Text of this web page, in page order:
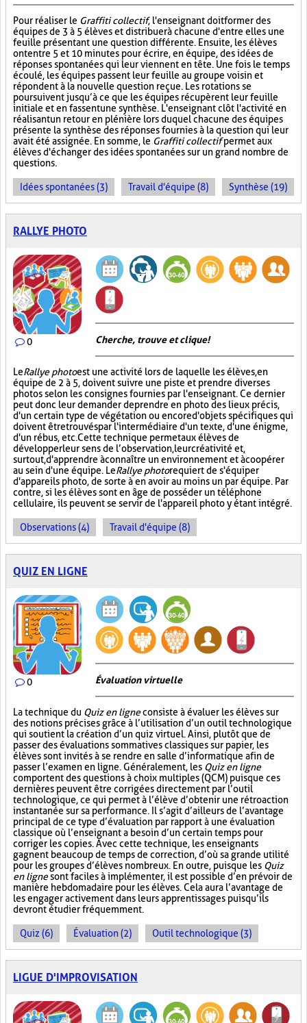
Pour réaliser le Graffiti collectif, l'enseignant doit former des
équipes de 3 à 5 élèves et distribuer à chacune d'entre elles une
feuille présentant une question différente. Ensuite, les élèves
ont entre 5 et 10 minutes pour écrire, en équipe, des idées de
réponses spontanées qui leur viennent en tête. Une fois le temps
écoulé, les équipes passent leur feuille au groupe voisin et
répondent à la nouvelle question reçue. Les rotations se
poursuivent jusqu’à ce que les équipes récupèrent leur feuille
initiale et en fassent une synthèse. L'enseignant clôt l'activité en
réalisant un retour en plénière lors duquel chacune des équipes
présente la synthèse des réponses fournies à la question qui leur
avait été assignée. En somme, le Graffiti collectifpermet aux
élèves d'échanger des idées spontanées sur un grand nombre de
questions.
Idées spontanées (3) Travail d'équipe (8) Synthèse (19)
RALLYE PHOTO
0 Cherche, trouve et clique !
LeRallye photoest une activité lors de laquelle les élèves, en
équipe de 2 à 5, doivent suivre une piste et prendre diverses
photos selon les consignes fournies par l'enseignant. Ce dernier
peut donc leur demander de prendre en photo des lieux précis,
d'un certain type de végétation ou encore d'objets spécifiques qui
doivent être trouvés par l'intermédiaire d'un texte, d'une énigme,
d'un rébus, etc. Cette technique permet aux élèves de
développer leur sens de l’observation, leur créativité et,
surtout, d'apprendre à connaître un environnement et à coopérer
au sein d'une équipe. LeRallye photorequiert de s'équiper
d'appareils photo, de sorte à en avoir au moins un par équipe. Par
contre, si les élèves sont en âge de posséder un téléphone
cellulaire, ils peuvent se servir de l'appareil photo y étant intégré.
Observations (4) Travail d'équipe (8)
QUIZ EN LIGNE
0 Évaluation virtuelle
La technique du Quiz en ligneconsiste à évaluer les élèves sur
des notions précises grâce à l’utilisation d’un outil technologique
qui soutient la création d’un quiz virtuel. Ainsi, plutôt que de
passer des évaluations sommatives classiques sur papier, les
élèves sont invités à se rendre en salle d’informatique afin de
passer l’examen en ligne. Généralement, les Quiz en ligne
comportent des questions à choix multiples (QCM) puisque ces
dernières peuvent être corrigées directement par l’outil
technologique, ce qui permet à l’élève d’obtenir une rétroaction
instantanée sur sa performance. Il s’agit d’ailleurs de l’avantage
principal de ce type d’évaluation par rapport à une évaluation
classique où l’enseignant a besoin d’un certain temps pour
corriger les copies. Avec cette technique, les enseignants
gagnent beaucoup de temps de correction, d’où sa grande utilité
pour les groupes d’élèves nombreux. En outre, puisque les Quiz
en lignesont faciles à implémenter, il est possible d’en prévoir de
manière hebdomadaire pour les élèves. Cela aura l’avantage de
les engager activement dans leurs apprentissages puisqu’ils
devront étudier fréquemment.
Quiz (6) Évaluation (2) Outil technologique (3)
LIGUE D'IMPROVISATION